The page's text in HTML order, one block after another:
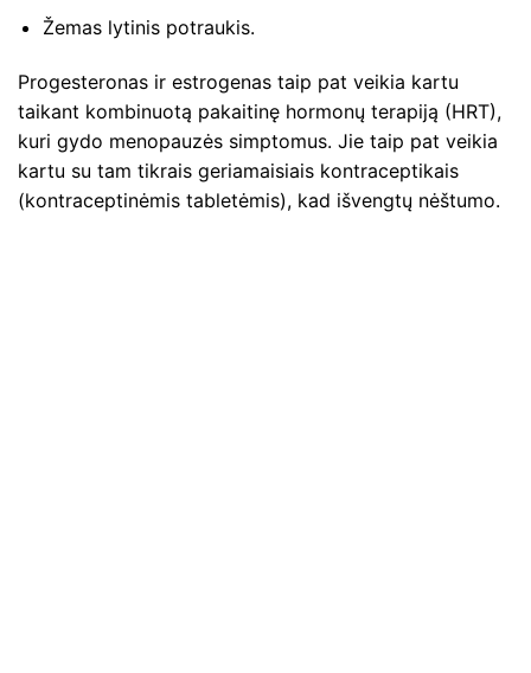
Žemas lytinis potraukis.
Progesteronas ir estrogenas taip pat veikia kartu
taikant kombinuotą pakaitinę hormonų terapiją (HRT),
kuri gydo menopauzės simptomus. Jie taip pat veikia
kartu su tam tikrais geriamaisiais kontraceptikais
(kontraceptinėmis tabletėmis), kad išvengtų nėštumo.